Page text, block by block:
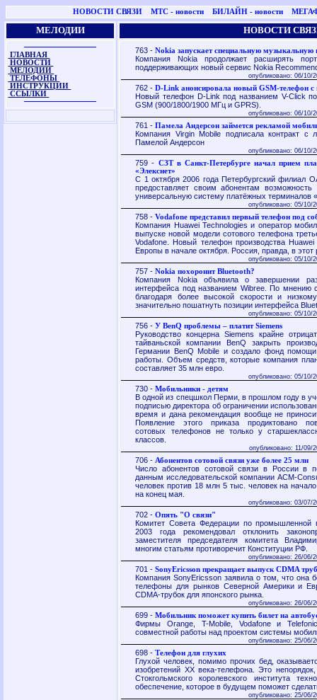
НОВОСТИ СВЯЗИ МТС - новости БИЛАЙН - новости
МЕЛОДИИ
ГЛАВНАЯ
НОВОСТИ
МЕЛОДИИ
ТЕЛЕФОНЫ
ИНСТРУКЦИИ
ССЫЛКИ
НОВОСТИ
763 -Nokia запускает специальную
Компания Nokia продолжает расширять
поддерживающих новый сервис Nokia
опубликовано: 06/10/
762 -D-Link анонсировала новый GSM-телефон
Новый телефон D-Link под названием V-Click
GSM (900/1800/1900 МГц и GPRS).
опубликовано: 06/10/
761 -Памела Андерсон займется рекламой
Компания Virgin Mobile подписала контракт с
Памелой Андерсон
опубликовано: 06/10/
759 - СЗТ в Санкт-Петербурге начал прием
«Элекснет»
С 1 октября 2006 года Петербургский филиал
предоставляет своим абонентам возможность
универсальную систему платёжных терминалов
опубликовано: 05/10/
758 -Vodafone представил первый телефон под
Компания Huawei Technologies и оператор
выпуске новой модели сотового телефона
Vodafone. Новый телефон производства
Европы в начале октября. Россия, правда, в этот
опубликовано: 05/10/
757 -Nokia похоронит Bluetooth?
Компания Nokia объявила о завершении
интерфейса под названием Wibree. По мнению
благодаря более высокой скорости и
значительно пошатнуть позиции интерфейса
опубликовано: 05/10/
756 -У BenQ проблемы – платит Siemens
Руководство концерна Siemens крайне
тайваньской компании BenQ закрыть
Германии BenQ Mobile и создало фонд
работы. Объем средств, которые компания
составляет 35 млн евро.
опубликовано: 05/10/
730 -Мобильники - детям
В одной из спецшкол Перми, в прошлом году в
подписью директора об ограничении
время и дана рекомендация вообще не
Появление этого приказа продиктовано
сотовых телефонов не только у
классов.
опубликовано: 11/09/
706 - Абонентов сотовой связи уже более 25 млн
Число абонентов сотовой связи в России в
данным исследовательской компании ACM-
человек против 18 млн 5 тыс. человек на
на конец мая.
опубликовано: 03/07/
702 -Опять "О связи"
Комитет Совета Федерации по промышленной
2003 года рекомендовал отклонить
заместителя председателя комитета
многим статьям противоречит Конституции РФ.
опубликовано: 26/06/
701 -SonyEricsson прекращает выпуск CDMA
Компания SonyEricsson заявила о том, что она
телефоны для рынков Северной Америки и
CDMA-трубок для японского рынка.
опубликовано: 26/06/
699 -Мобильник поможет купить билет на
Фирмы Orange, T-Mobile, Vodafone и
совместной работы над проектом системы
опубликовано: 25/06/
698 -Телефон для глухих
Глухой человек, помимо прочих бед,
изобретений XX века-телефона. Это
Стокгольмского королевского института
обеспечение, которое в будущем поможет
опубликовано: 25/06/